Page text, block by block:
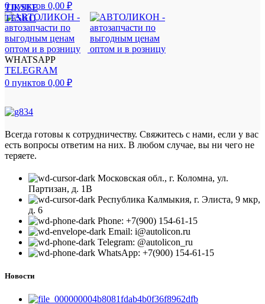
0пунктов 0,00 ₽
WHATSAPP
TELEGRAM
0 пунктов 0,00 ₽
TIKSEE
TESKO
Всегда готовы к сотрудничеству. Свяжитесь с нами, если у вас
есть вопросы ответим на них. В любом случае, вы ни чего не
теряете.
Московская обл., г. Коломна, ул.
Партизан, д. 1В
Республика Калмыкия, г. Элиста, 9 мкр,
д. 6
Phone: +7(900) 154-61-15
Email: i@autolicon.ru
Telegram: @autolicon_ru
WhatsApp: +7(900) 154-61-15
Новости